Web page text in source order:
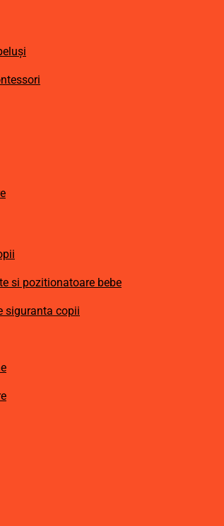
si pozitionatoare bebe
siguranta copii